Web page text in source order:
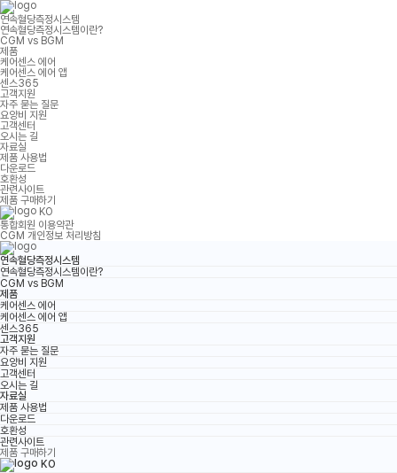
연속혈당측정시스템
연속혈당측정시스템이란?
CGM vs BGM
제품
케어센스 에어
케어센스 에어 앱
센스365
고객지원
자주 묻는 질문
요양비 지원
고객센터
오시는 길
자료실
제품 사용법
다운로드
호환성
관련사이트
제품 구매하기
KO
통합회원 이용약관
CGM 개인정보 처리방침
연속혈당측정시스템
연속혈당측정시스템이란?
CGM vs BGM
제품
케어센스 에어
케어센스 에어 앱
센스365
고객지원
자주 묻는 질문
요양비 지원
고객센터
오시는 길
자료실
제품 사용법
다운로드
호환성
관련사이트
제품 구매하기
KO